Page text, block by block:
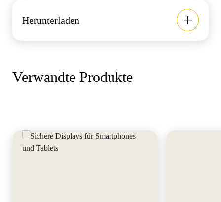
Herunterladen
Verwandte Produkte